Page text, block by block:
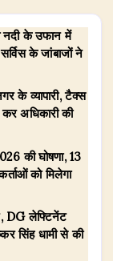
नदी के उफान में
के जांबाजों ने
के व्यापारी, टैक्स
कर अधिकारी की
की घोषणा, 13
को मिलेगा
DG लेफ्टिनेंट
सिंह धामी से की